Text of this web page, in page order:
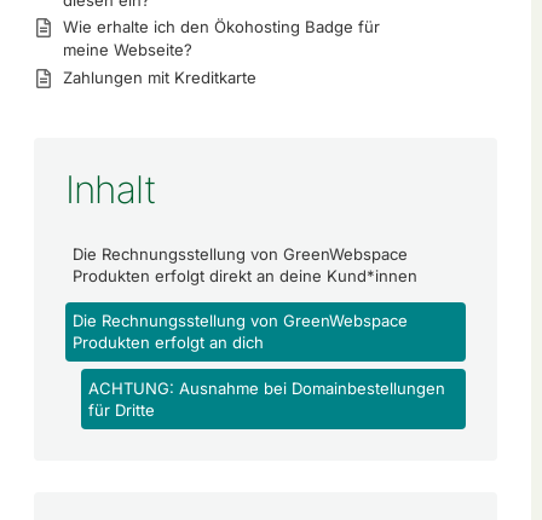
Wie erhalte ich den Ökohosting Badge für
meine Webseite?
Zahlungen mit Kreditkarte
Inhalt
Die Rechnungsstellung von GreenWebspace
Produkten erfolgt direkt an deine Kund*innen
Die Rechnungsstellung von GreenWebspace
Produkten erfolgt an dich
ACHTUNG: Ausnahme bei Domainbestellungen
für Dritte